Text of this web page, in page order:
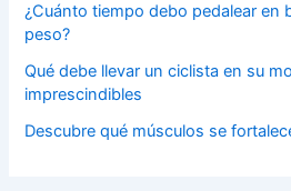
¿Cuánto tiempo debo pedalear en
peso?
Qué debe llevar un ciclista en su
imprescindibles
Descubre qué músculos se